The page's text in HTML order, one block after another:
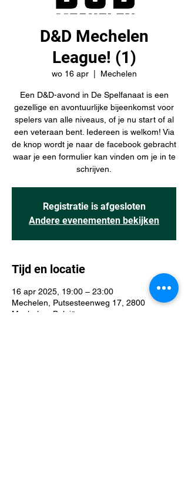
D&D Mechelen
League! (1)
wo 16 apr
  |
Mechelen
Een D&D-avond in De Spelfanaat is een
gezellige en avontuurlijke bijeenkomst voor
spelers van alle niveaus, of je nu start of al
een veteraan bent. Iedereen is welkom! Via
de knop wordt je naar de facebook gebracht
waar je een formulier kan vinden om je in te
schrijven.
Registratie is afgesloten
Andere evenementen bekijken
Tijd en locatie
16 apr 2025, 19:00 – 23:00
Mechelen, Putsesteenweg 17, 2800
Mechelen, België